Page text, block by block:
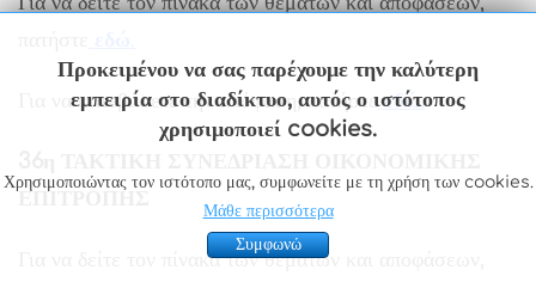
Για να κατεβάσετε την απόφαση, πατήστε εδώ.
ΕΠΙΤΡΟΠΗΣ
Για να δείτε τον πίνακα των θεμάτων και αποφάσεων,
Προκειμένου να σας παρέχουμε την καλύτερη
εμπειρία στο διαδίκτυο, αυτός ο ιστότοπος
χρησιμοποιεί cookies.
Χρησιμοποιώντας τον ιστότοπο μας, συμφωνείτε με τη χρήση των cookies.
Μάθε περισσότερα
Συμφωνώ